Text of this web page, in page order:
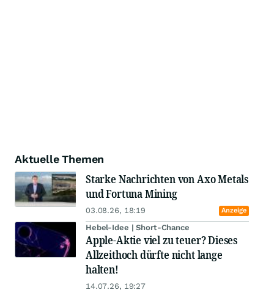
Aktuelle Themen
Starke Nachrichten von Axo Metals
und Fortuna Mining
03.08.26, 18:19 Anzeige
Hebel-Idee | Short-Chance
Apple-Aktie viel zu teuer? Dieses
Allzeithoch dürfte nicht lange
halten!
14.07.26, 19:27